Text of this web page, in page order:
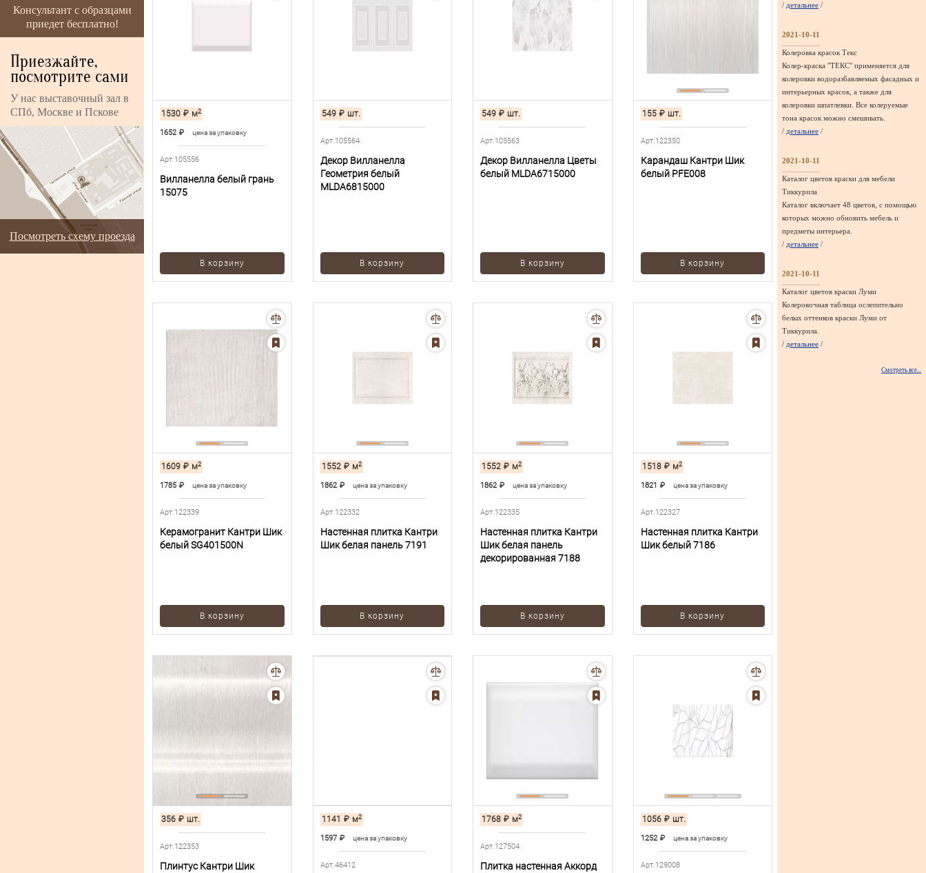
Консультант с образцами
приедет бесплатно!
Приезжайте,
посмотрите сами
У нас выставочный зал в
СПб, Москве и Пскове
Посмотреть схему проезда
1530 ₽ м2
1652 ₽ цена за упаковку
Арт.105556
Вилланелла белый грань
15075
В корзину
549 ₽ шт.
Арт.105564
Декор Вилланелла
Геометрия белый
MLDA6815000
В корзину
549 ₽ шт.
Арт.105563
Декор Вилланелла Цветы
белый MLDA6715000
В корзину
155 ₽ шт.
Арт.122350
Карандаш Кантри Шик
белый PFE008
В корзину
1609 ₽ м2
1785 ₽ цена за упаковку
Арт.122339
Керамогранит Кантри Шик
белый SG401500N
В корзину
1552 ₽ м2
1862 ₽ цена за упаковку
Арт.122332
Настенная плитка Кантри
Шик белая панель 7191
В корзину
1552 ₽ м2
1862 ₽ цена за упаковку
Арт.122335
Настенная плитка Кантри
Шик белая панель
декорированная 7188
В корзину
1518 ₽ м2
1821 ₽ цена за упаковку
Арт.122327
Настенная плитка Кантри
Шик белый 7186
В корзину
356 ₽ шт.
Арт.122353
Плинтус Кантри Шик
1141 ₽ м2
1597 ₽ цена за упаковку
Арт.46412
1768 ₽ м2
Арт.127504
Плитка настенная Аккорд
1056 ₽ шт.
1252 ₽ цена за упаковку
Арт.129008
/ детальнее /
2021-10-11
Колеровка красок Текс
Колер-краска "ТЕКС" применяется для
колеровки водоразбавляемых фасадных и
интерьерных красок, а также для
колеровки шпатлевки. Все колеруемые
тона красок можно смешивать.
/ детальнее /
2021-10-11
Каталог цветов краски для мебели
Тиккурила
Каталог включает 48 цветов, с помощью
которых можно обновить мебель и
предметы интерьера.
/ детальнее /
2021-10-11
Каталог цветов краски Луми
Колеровочная таблица ослепительно
белых оттенков краски Луми от
Тиккурила.
/ детальнее /
Смотреть все...